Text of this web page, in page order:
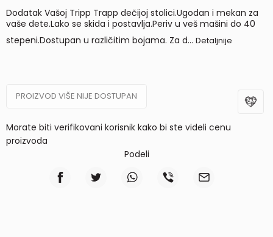
Dodatak Vašoj Tripp Trapp dečijoj stolici.Ugodan i mekan za
vaše dete.Lako se skida i postavlja.Periv u veš mašini do 40
stepeni.Dostupan u različitim bojama. Za d... Detaljnije
PROIZVOD VIŠE NIJE DOSTUPAN
Morate biti verifikovani korisnik kako bi ste videli cenu
proizvoda
Podeli